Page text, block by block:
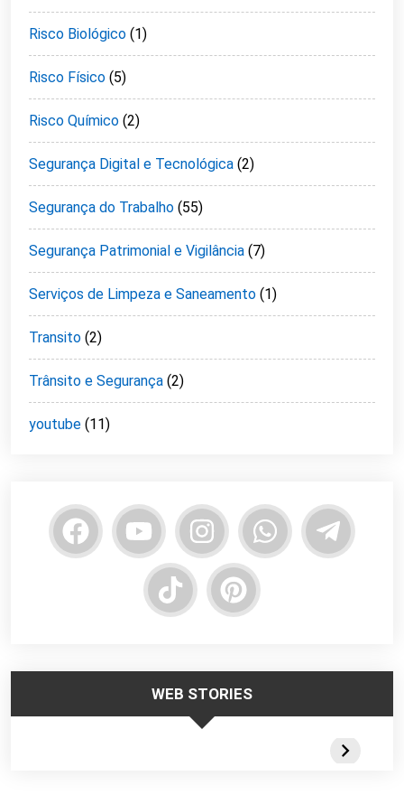
Risco Biológico (1)
Risco Físico (5)
Risco Químico (2)
Segurança Digital e Tecnológica (2)
Segurança do Trabalho (55)
Segurança Patrimonial e Vigilância (7)
Serviços de Limpeza e Saneamento (1)
Transito (2)
Trânsito e Segurança (2)
youtube (11)
WEB STORIES
Trabalhar no
Responsabilidade
Portateis